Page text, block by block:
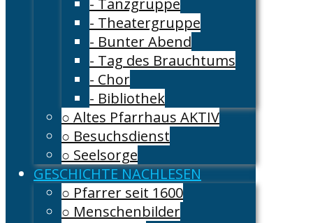
- Tanzgruppe
- Theatergruppe
- Bunter Abend
- Tag des Brauchtums
- Chor
- Bibliothek
○ Altes Pfarrhaus AKTIV
○ Besuchsdienst
○ Seelsorge
GESCHICHTE NACHLESEN
○ Pfarrer seit 1600
○ Menschenbilder